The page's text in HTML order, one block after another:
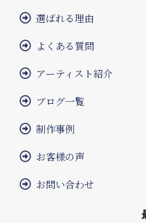
選ばれる理由
よくある質問
アーティスト紹介
ブログ一覧
制作事例
お客様の声
お問い合わせ